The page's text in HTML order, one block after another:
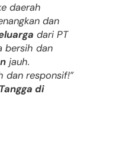
daerah
dan
dari PT
bersih dan
jauh.
dan responsif!”
di